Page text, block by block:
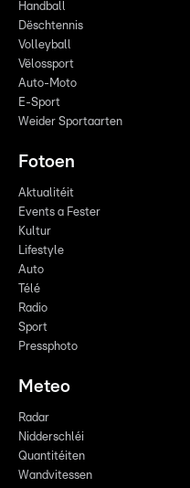
Handball
Dëschtennis
Volleyball
Vëlossport
Auto-Moto
E-Sport
Weider Sportaarten
Fotoen
Aktualitéit
Events a Fester
Kultur
Lifestyle
Auto
Télé
Radio
Sport
Pressphoto
Meteo
Radar
Nidderschléi
Quantitéiten
Wandvitessen